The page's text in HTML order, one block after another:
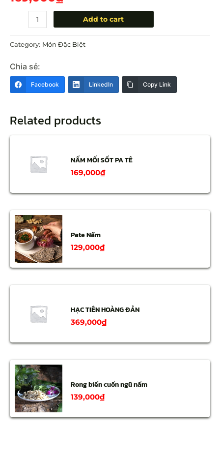
Add to cart
Category: Món Đặc Biệt
Chia sẻ:
Facebook LinkedIn Copy Link
Related products
NẤM MỐI SỐT PA TÊ
169,000₫
Pate Nấm
129,000₫
HẠC TIÊN HOÀNG ĐẢN
369,000₫
Rong biển cuốn ngũ nấm
139,000₫